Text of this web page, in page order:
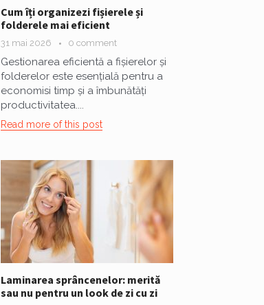
Cum îți organizezi fișierele și
folderele mai eficient
31 mai 2026 0 comment
Gestionarea eficientă a fișierelor și
folderelor este esențială pentru a
economisi timp și a îmbunătăți
productivitatea....
Read more of this post
Laminarea sprâncenelor: merită
sau nu pentru un look de zi cu zi